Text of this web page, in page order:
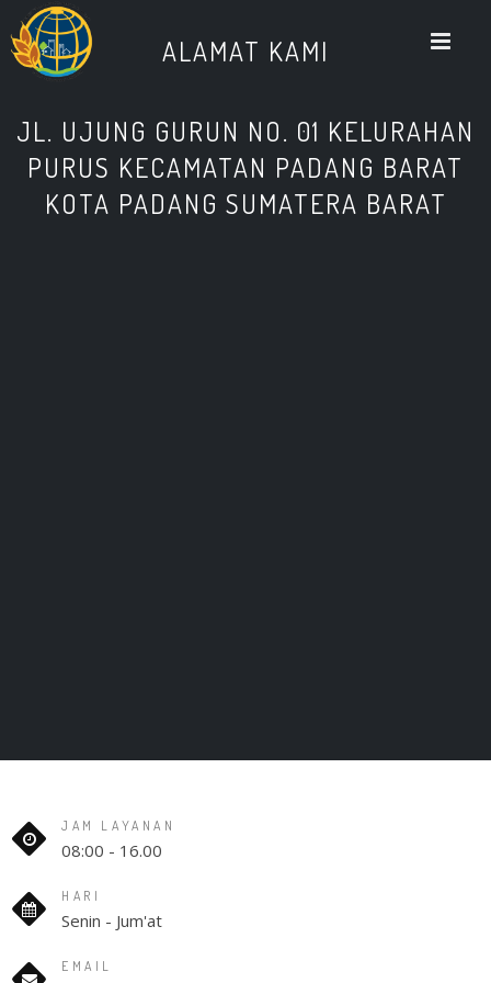
ALAMAT KAMI
JL. UJUNG GURUN NO. 01 KELURAHAN
PURUS KECAMATAN PADANG BARAT
KOTA PADANG SUMATERA BARAT
JAM LAYANAN
08:00 - 16.00
HARI
Senin - Jum'at
EMAIL